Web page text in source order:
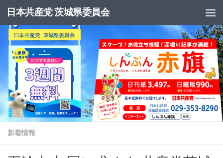
コンテンツへスキップ
日本共産党 茨城県委員会
新着情報